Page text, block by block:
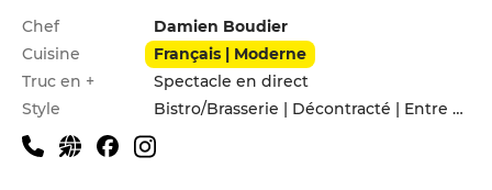
Infos pratiques
Chef
Damien Boudier
Cuisine
Français | Moderne
Truc en +
Spectacle en direct
Style
Bistro/Brasserie | Décontracté | Entre amis